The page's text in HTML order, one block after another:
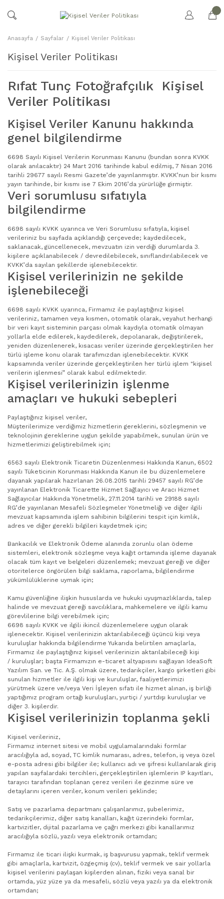
Anasayfa Sayfalar Kişisel Veriler Politikası
Kişisel Veriler Politikası
Rıfat Tunç Fotoğrafçılık Kişisel
Veriler Politikası
Kişisel Veriler Kanunu hakkında
genel bilgilendirme
6698 Sayılı Kişisel Verilerin Korunması Kanunu (bundan sonra KVKK
olarak anılacaktır) 24 Mart 2016 tarihinde kabul edilmiş, 7 Nisan 2016
tarihli 29677 sayılı Resmi Gazete’de yayınlanmıştır. KVKK’nun bir kısmı
yayın tarihinde, bir kısmı ise 7 Ekim 2016’da yürürlüğe girmiştir.
Veri sorumlusu sıfatıyla
bilgilendirme
6698 sayılı KVKK uyarınca ve Veri Sorumlusu sıfatıyla, kişisel
verileriniz bu sayfada açıklandığı çerçevede; kaydedilecek,
saklanacak, güncellenecek, mevzuatın izin verdiği durumlarda 3.
kişilere açıklanabilecek / devredilebilecek, sınıflandırılabilecek ve
KVKK’da sayılan şekillerde işlenebilecektir.
Kişisel verilerinizin ne şekilde
işlenebileceği
6698 sayılı KVKK uyarınca, Firmamız ile paylaştığınız kişisel
verileriniz, tamamen veya kısmen, otomatik olarak, veyahut herhangi
bir veri kayıt sisteminin parçası olmak kaydıyla otomatik olmayan
yollarla elde edilerek, kaydedilerek, depolanarak, değiştirilerek,
yeniden düzenlenerek, kısacası veriler üzerinde gerçekleştirilen her
türlü işleme konu olarak tarafımızdan işlenebilecektir. KVKK
kapsamında veriler üzerinde gerçekleştirilen her türlü işlem "kişisel
verilerin işlenmesi” olarak kabul edilmektedir.
Kişisel verilerinizin işlenme
amaçları ve hukuki sebepleri
Paylaştığınız kişisel veriler,
Müşterilerimize verdiğimiz hizmetlerin gereklerini, sözleşmenin ve
teknolojinin gereklerine uygun şekilde yapabilmek, sunulan ürün ve
hizmetlerimizi geliştirebilmek için;
6563 sayılı Elektronik Ticaretin Düzenlenmesi Hakkında Kanun, 6502
sayılı Tüketicinin Korunması Hakkında Kanun ile bu düzenlemelere
dayanak yapılarak hazırlanan 26.08.2015 tarihli 29457 sayılı RG’de
yayınlanan Elektronik Ticarette Hizmet Sağlayıcı ve Aracı Hizmet
Sağlayıcılar Hakkında Yönetmelik, 27.11.2014 tarihli ve 29188 sayılı
RG’de yayınlanan Mesafeli Sözleşmeler Yönetmeliği ve diğer ilgili
mevzuat kapsamında işlem sahibinin bilgilerini tespit için kimlik,
adres ve diğer gerekli bilgileri kaydetmek için;
Bankacılık ve Elektronik Ödeme alanında zorunlu olan ödeme
sistemleri, elektronik sözleşme veya kağıt ortamında işleme dayanak
olacak tüm kayıt ve belgeleri düzenlemek; mevzuat gereği ve diğer
otoritelerce öngörülen bilgi saklama, raporlama, bilgilendirme
yükümlülüklerine uymak için;
Kamu güvenliğine ilişkin hususlarda ve hukuki uyuşmazlıklarda, talep
halinde ve mevzuat gereği savcılıklara, mahkemelere ve ilgili kamu
görevlilerine bilgi verebilmek için;
6698 sayılı KVKK ve ilgili ikincil düzenlemelere uygun olarak
işlenecektir. Kişisel verilerinizin aktarılabileceği üçüncü kişi veya
kuruluşlar hakkında bilgilendirme Yukarıda belirtilen amaçlarla,
Firmamız ile paylaştığınız kişisel verilerinizin aktarılabileceği kişi
/ kuruluşlar; başta Firmamızın e-ticaret altyapısını sağlayan IdeaSoft
Yazılım San. ve Tic. A.Ş. olmak üzere, tedarikçiler, kargo şirketleri gibi
sunulan hizmetler ile ilgili kişi ve kuruluşlar, faaliyetlerimizi
yürütmek üzere ve/veya Veri İşleyen sıfatı ile hizmet alınan, iş birliği
yaptığımız program ortağı kuruluşları, yurtiçi / yurtdışı kuruluşlar ve
diğer 3. kişilerdir.
Kişisel verilerinizin toplanma şekli
Kişisel verileriniz,
Firmamız internet sitesi ve mobil uygulamalarındaki formlar
aracılığıyla ad, soyad, TC kimlik numarası, adres, telefon, iş veya özel
e-posta adresi gibi bilgiler ile; kullanıcı adı ve şifresi kullanılarak giriş
yapılan sayfalardaki tercihleri, gerçekleştirilen işlemlerin IP kayıtları,
tarayıcı tarafından toplanan çerez verileri ile gezinme süre ve
detaylarını içeren veriler, konum verileri şeklinde;
Satış ve pazarlama departmanı çalışanlarımız, şubelerimiz,
tedarikçilerimiz, diğer satış kanalları, kağıt üzerindeki formlar,
kartvizitler, dijital pazarlama ve çağrı merkezi gibi kanallarımız
aracılığıyla sözlü, yazılı veya elektronik ortamdan;
Firmamız ile ticari ilişki kurmak, iş başvurusu yapmak, teklif vermek
gibi amaçlarla, kartvizit, özgeçmiş (cv), teklif vermek ve sair yollarla
kişisel verilerini paylaşan kişilerden alınan, fiziki veya sanal bir
ortamda, yüz yüze ya da mesafeli, sözlü veya yazılı ya da elektronik
ortamdan;